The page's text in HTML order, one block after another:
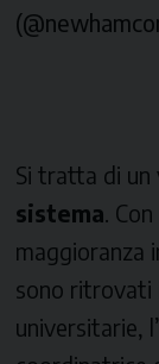
Si tratta di un
sistema.
maggioranza
sono ritrovati
universitarie,